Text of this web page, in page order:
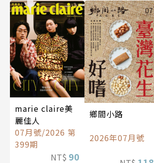
marie claire美
麗佳人
07月號/2026 第
399期
NT$ 90
鄉間小路
2026年07月號